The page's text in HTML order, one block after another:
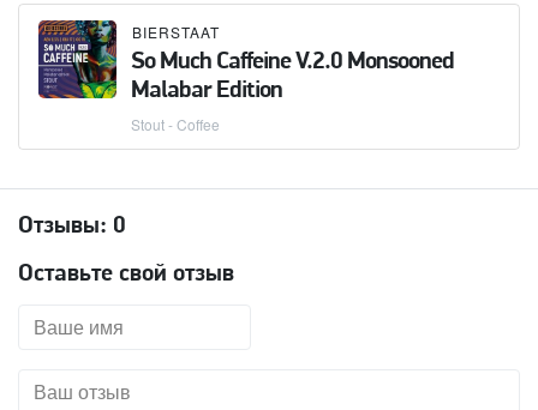
BIERSTAAT
So Much Caffeine V.2.0 Monsooned
Malabar Edition
Stout - Coffee
Отзывы: 0
Оставьте свой отзыв